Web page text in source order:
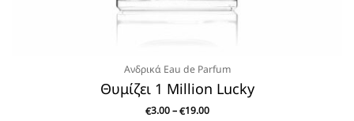
Ανδρικά Eau de Parfum
Θυμίζει 1 Million Lucky
€3.00 – €19.00Price